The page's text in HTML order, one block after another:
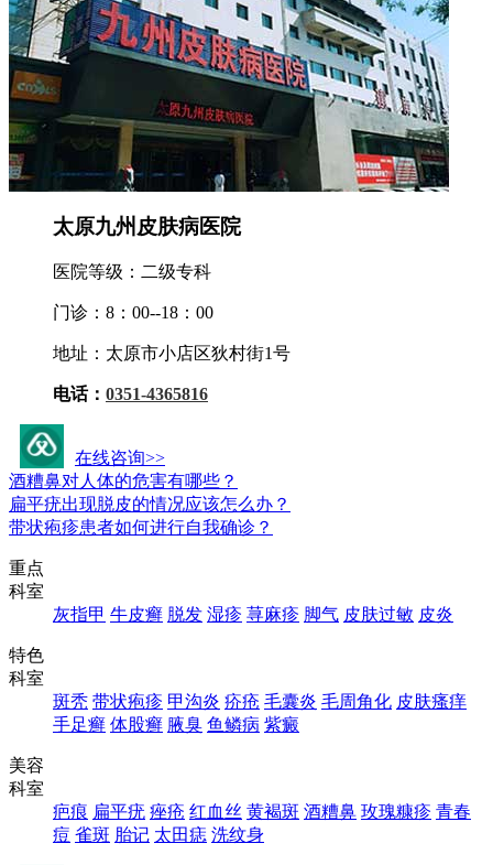
太原九州皮肤病医院
医院等级：二级专科
门诊：8：00--18：00
地址：太原市小店区狄村街1号
电话： 0351-4365816
在线咨询>>
酒糟鼻对人体的危害有哪些？
扁平疣出现脱皮的情况应该怎么办？
带状疱疹患者如何进行自我确诊？
重点
科室
灰指甲 牛皮癣 脱发 湿疹 荨麻疹 脚气 皮肤过敏 皮炎
特色
科室
斑秃 带状疱疹 甲沟炎 疥疮 毛囊炎 毛周角化 皮肤瘙痒
手足癣 体股癣 腋臭 鱼鳞病 紫癜
美容
科室
疤痕 扁平疣 痤疮 红血丝 黄褐斑 酒糟鼻 玫瑰糠疹 青春
痘 雀斑 胎记 太田痣 洗纹身